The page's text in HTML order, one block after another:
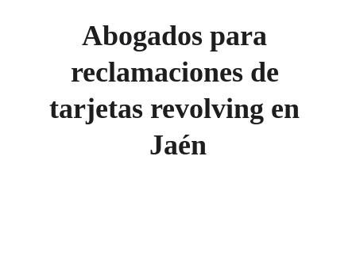
Abogados para
reclamaciones de
tarjetas revolving en
Jaén